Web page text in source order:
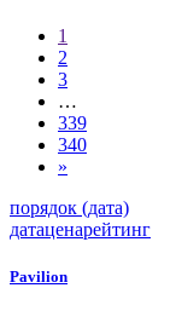
1
2
3
…
339
340
»
порядок (дата)
датаценарейтинг
Pavilion